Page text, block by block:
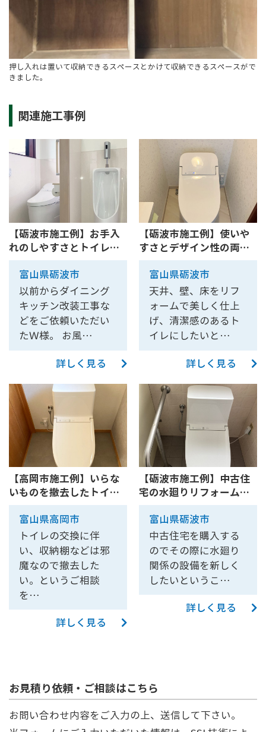
押し入れは置いて収納できるスペースとかけて収納できるスぺースがで
きました。
関連施工事例
【砺波市施工例】お手入
れのしやすさとトイレ内
収納...
富山県砺波市
以前からダイニング
キッチン改装工事な
どをご依頼いただい
たＷ様。 お風…
詳しく見る
【砺波市施工例】使いや
すさとデザイン性の両
立！ま...
富山県砺波市
天井、壁、床をリフ
ォームで美しく仕上
げ、清潔感のあるト
イレにしたいと…
詳しく見る
【高岡市施工例】いらな
いものを撤去したトイレ
全体...
富山県高岡市
トイレの交換に伴
い、収納棚などは邪
魔なので撤去した
い。というご相談
を…
詳しく見る
【砺波市施工例】中古住
宅の水廻りリフォーム～
トイ...
富山県砺波市
中古住宅を購入する
のでその際に水廻り
関係の設備を新しく
したいというこ…
詳しく見る
お見積り依頼・ご相談はこちら
お問い合わせ内容をご入力の上、送信して下さい。